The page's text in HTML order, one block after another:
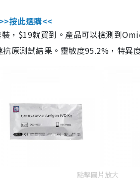
>>按此選購<<
，$19就買到。產品可以檢測到
原測試結果。靈敏度95.2%，特異
點擊圖片放大